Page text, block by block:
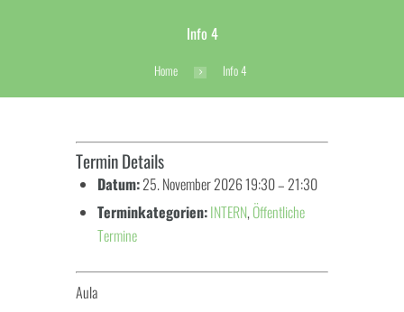
Info 4
Home Info 4
Termin Details
Datum:25. November 2026 19:30–21:30
Terminkategorien:INTERN,Öffentliche
Termine
Aula